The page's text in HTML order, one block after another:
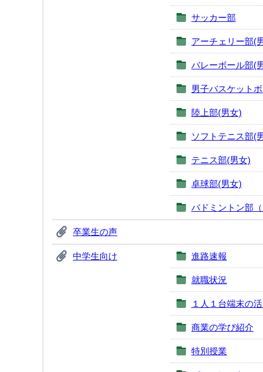
サッカー部
アーチェリー部(
バレーボール部(
男子バスケット
陸上部(男女)
ソフトテニス部(
テニス部(男女)
卓球部(男女)
バドミントン部（
卒業生の声
中学生向け 進路速報
就職状況
１人１台端末の
商業の学び紹介
特別授業